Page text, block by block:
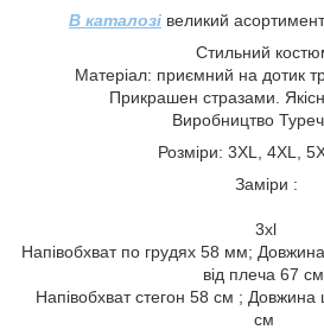
В каталозі великий
Стильний
Матеріал: приємний на дотик
Прикрашен стразами.
Виробництво
Розміри: 3XL, 4XL,
Заміри :
3xl
Напівобхват по грудях 58 мм;
від плеча 67
Напівобхват стегон 58 см ;
см